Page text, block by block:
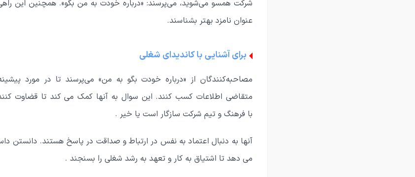
شرکت همسو می‌شوید، می‌پرسند: «درباره خودت به من بگو». همچنین این
عنوان نامزد بهتر بشناسند.
برای آشنایی با کاندیدای شغلی
مصاحبه‌کنندگان از «درباره خودت بگو به من» می‌پرسند تا در مورد
متقاضی اطلاعات کسب کنند. این سوال به آنها کمک می کند تا قضاوت
با فرهنگ و تیم شرکت سازگار است یا خیر .
آنها به دنبال اعتماد به نفس در ارتباط و صداقت در پاسخ هستند. دانستن
می دهد تا اشتیاق به کار و تعهد به رشد شغلی را بسنجند .